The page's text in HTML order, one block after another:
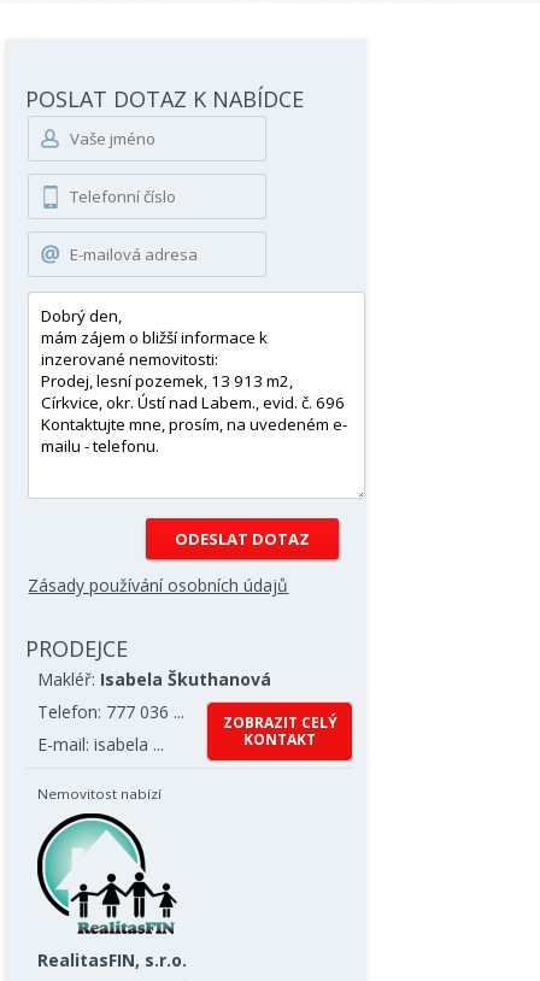
POSLAT DOTAZ K NABÍDCE
Zásady používání osobních údajů
PRODEJCE
Makléř: Isabela Škuthanová
Telefon: 777 036 ...
E-mail: isabela ...
ZOBRAZIT CELÝ
KONTAKT
Nemovitost nabízí
RealitasFIN, s.r.o.